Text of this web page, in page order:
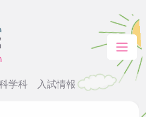
学科 入試情報